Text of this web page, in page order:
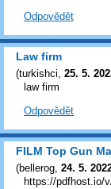
Odpovědět
Law firm
(turkishci, 25. 5.
law firm
Odpovědět
FILM Top Gun
(bellerog, 24. 5.
https://pdfhost.io/